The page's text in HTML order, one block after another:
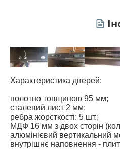
Характеристика дверей:
полотно товщиною 95 мм;
сталевий лист 2 мм;
ребра жорсткості: 5 шт.;
МДФ 16 мм з двох сторін
алюмінієвий вертикальний
внутрішнє наповнення -